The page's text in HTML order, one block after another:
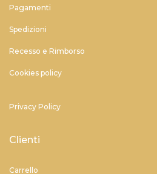
Pagamenti
Spedizioni
Recesso e Rimborso
Cookies policy
Privacy Policy
Clienti
Carrello